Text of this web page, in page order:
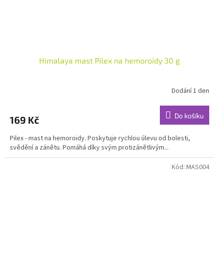
Himalaya mast Pilex na hemoroidy 30 g
Dodání 1 den
169 Kč Do košíku
Pilex - mast na hemoroidy. Poskytuje rychlou úlevu od bolesti,
svědění a zánětu. Pomáhá díky svým protizánětlivým...
Kód: MAS004